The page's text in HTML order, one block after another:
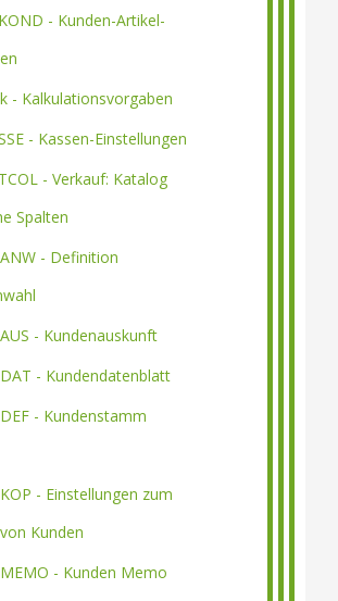
- Kunden-Artikel-
- Kalkulationsvorgaben
- Kassen-Einstellungen
- Verkauf: Katalog
Spalten
- Definition
- Kundenauskunft
- Kundendatenblatt
- Kundenstamm
- Einstellungen zum
Kunden
- Kunden Memo